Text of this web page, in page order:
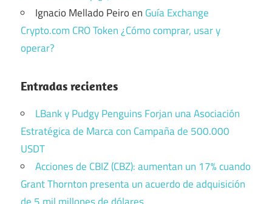
Ignacio Mellado Peiroen Guía Exchange
Crypto.com CRO Token ¿Cómo comprar, usar y
operar?
Entradas recientes
LBank y Pudgy Penguins Forjan una Asociación
Estratégica de Marca con Campaña de 500.000
USDT
Acciones de CBIZ (CBZ): aumentan un 17% cuando
Grant Thornton presenta un acuerdo de adquisición